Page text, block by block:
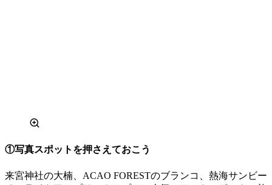
①写真スポットを押さえておこう
来宮神社の大楠、ACAO FORESTのブランコ、熱海サンビー